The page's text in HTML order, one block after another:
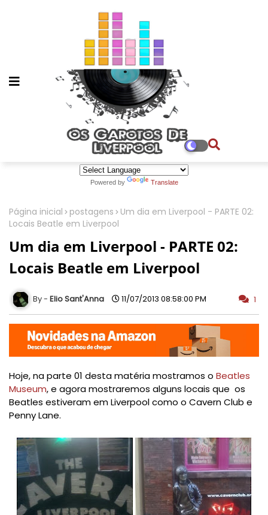
Powered by Translate
Página inicial postagens
Um dia em Liverpool - PARTE 02:
Locais Beatle em Liverpool
Um dia em Liverpool - PARTE 02:
Locais Beatle em Liverpool
Elio Sant'Anna 11/07/2013 08:58:00 PM 1
Hoje, na parte 01 desta matéria mostramos o Beatles
Museum, e agora mostraremos alguns locais que os
Beatles estiveram em Liverpool como o Cavern Club e
Penny Lane.